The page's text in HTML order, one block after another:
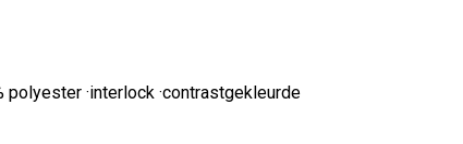
polyester ·interlock ·contrastgekleurde